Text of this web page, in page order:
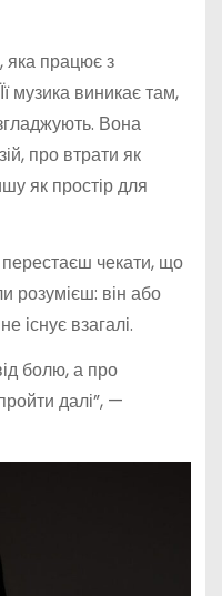
яка працює з
музика виникає там,
Вона
про втрати як
як простір для
чекати, що
розумієш: він або
існує взагалі.
болю, а про
далі”, —